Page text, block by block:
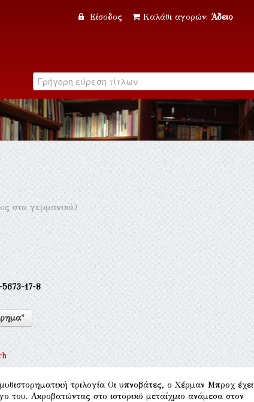
Είσοδος Καλάθι αγορών: Άδειο
στα γερμανικά)
5673-17-8
τριλογία Οι υπνοβάτες, ο Χέρμαν Μπροχ έχει
του. Ακροβατώντας στο ιστορικό μεταίχμιο ανάμεσα στον